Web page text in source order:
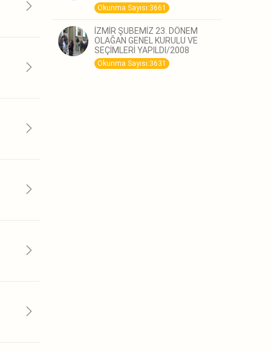
Okunma Sayısı:3661
İZMİR ŞUBEMİZ 23. DÖNEM
OLAĞAN GENEL KURULU VE
SEÇİMLERİ YAPILDI/2008
Okunma Sayısı:3631